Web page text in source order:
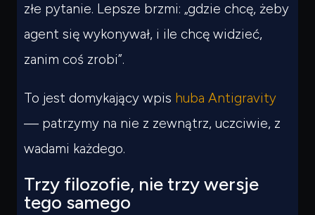
złe pytanie. Lepsze brzmi: „gdzie chcę, żeby
agent się wykonywał, i ile chcę widzieć,
zanim coś zrobi”.
To jest domykający wpis huba Antigravity
— patrzymy na nie z zewnątrz, uczciwie, z
wadami każdego.
Trzy filozofie, nie trzy wersje
tego samego